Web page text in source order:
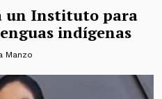
un Instituto para
indígenas
Manzo